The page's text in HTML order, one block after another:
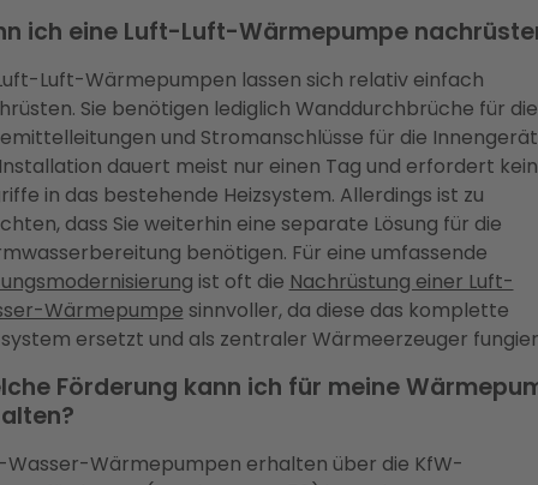
ich eine Luft-Luft-Wärmepumpe
Luft-Wärmepumpen lassen sich relativ einfach
Sie benötigen lediglich Wanddurchbrüche für die
und Stromanschlüsse für die
dauert meist nur einen Tag und erfordert
in das bestehende Heizsystem. Allerdings ist zu
dass Sie weiterhin eine separate Lösung für die
benötigen. Für eine umfassende
ist oft die Nachrüstung einer Luft-
Wärmepumpe sinnvoller, da diese das komplette
ersetzt und als zentraler Wärmeerzeuger
Förderung kann ich für meine
Wasser-Wärmepumpen erhalten über die KfW-